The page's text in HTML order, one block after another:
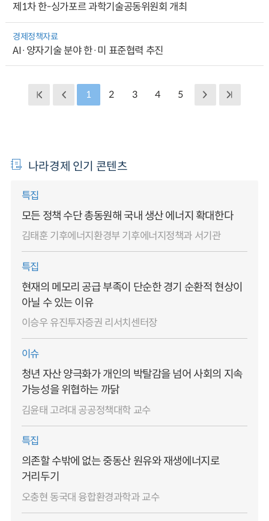
제1차 한-싱가포르 과학기술공동위원회 개최
경제정책자료
AI·양자기술 분야 한·미 표준협력 추진
1 2 3 4 5
나라경제 인기 콘텐츠
특집
모든 정책 수단 총동원해 국내 생산 에너지 확대한다
김태훈 기후에너지환경부 기후에너지정책과 서기관
특집
현재의 메모리 공급 부족이 단순한 경기 순환적 현상이
아닐 수 있는 이유
이승우 유진투자증권 리서치센터장
이슈
청년 자산 양극화가 개인의 박탈감을 넘어 사회의 지속
가능성을 위협하는 까닭
김윤태 고려대 공공정책대학 교수
특집
의존할 수밖에 없는 중동산 원유와 재생에너지로
거리두기
오충현 동국대 융합환경과학과 교수